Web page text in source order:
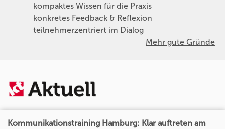
kompaktes Wissen für die Praxis
konkretes Feedback & Reflexion
teilnehmerzentriert im Dialog
Mehr gute Gründe
Kommunikationstraining Hamburg: Klar auftreten am